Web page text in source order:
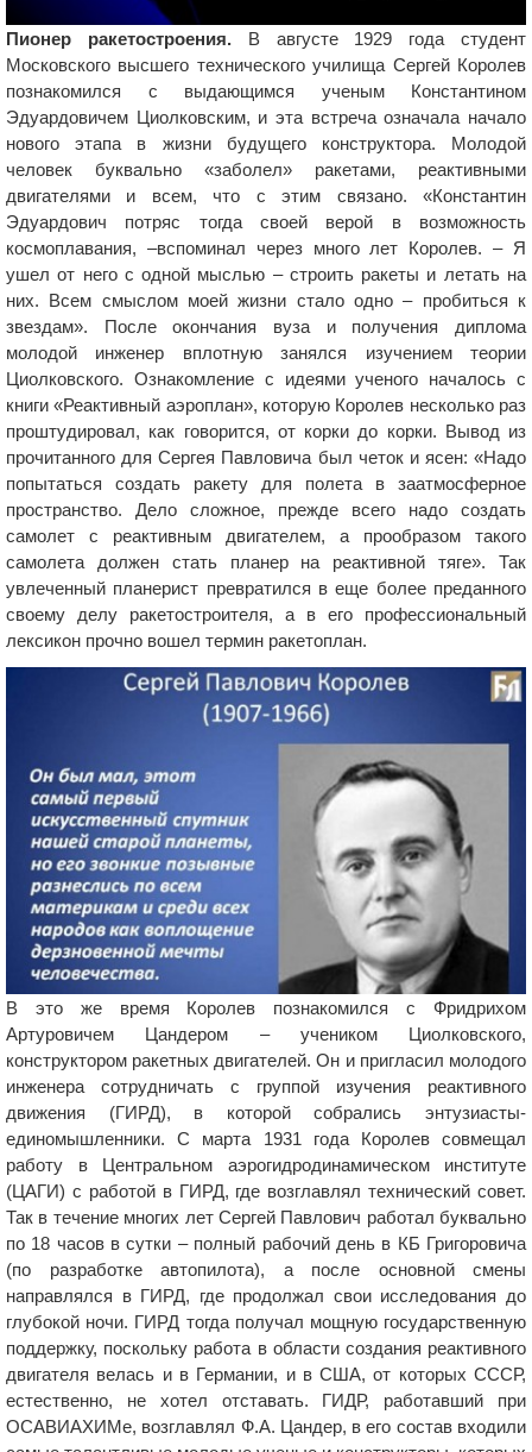
Пионер ракетостроения.В августе 1929 года студент
Московского высшего технического училища Сергей Королев
познакомился с выдающимся ученым Константином
Эдуардовичем Циолковским, и эта встреча означала начало
нового этапа в жизни будущего конструктора. Молодой
человек буквально «заболел» ракетами, реактивными
двигателями и всем, что с этим связано. «Константин
Эдуардович потряс тогда своей верой в возможность
космоплавания, –вспоминал через много лет Королев. – Я
ушел от него с одной мыслью – строить ракеты и летать на
них. Всем смыслом моей жизни стало одно – пробиться к
звездам». После окончания вуза и получения диплома
молодой инженер вплотную занялся изучением теории
Циолковского. Ознакомление с идеями ученого началось с
книги «Реактивный аэроплан», которую Королев несколько раз
проштудировал, как говорится, от корки до корки. Вывод из
прочитанного для Сергея Павловича был четок и ясен: «Надо
попытаться создать ракету для полета в заатмосферное
пространство. Дело сложное, прежде всего надо создать
самолет с реактивным двигателем, а прообразом такого
самолета должен стать планер на реактивной тяге». Так
увлеченный планерист превратился в еще более преданного
своему делу ракетостроителя, а в его профессиональный
лексикон прочно вошел термин ракетоплан.
В это же время Королев познакомился с Фридрихом
Артуровичем Цандером – учеником Циолковского,
конструктором ракетных двигателей. Он и пригласил молодого
инженера сотрудничать с группой изучения реактивного
движения (ГИРД), в которой собрались энтузиасты-
единомышленники. С марта 1931 года Королев совмещал
работу в Центральном аэрогидродинамическом институте
(ЦАГИ) с работой в ГИРД, где возглавлял технический совет.
Так в течение многих лет Сергей Павлович работал буквально
по 18 часов в сутки – полный рабочий день в КБ Григоровича
(по разработке автопилота), а после основной смены
направлялся в ГИРД, где продолжал свои исследования до
глубокой ночи. ГИРД тогда получал мощную государственную
поддержку, поскольку работа в области создания реактивного
двигателя велась и в Германии, и в США, от которых СССР,
естественно, не хотел отставать. ГИДР, работавший при
ОСАВИАХИМе, возглавлял Ф.А. Цандер, в его состав входили